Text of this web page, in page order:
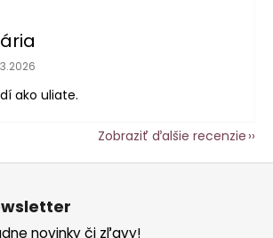
obchodu je 5 z 5 hviezdičiek.
ako uliate.
Zobraziť ďalšie recenzie
novinky či zľavy!